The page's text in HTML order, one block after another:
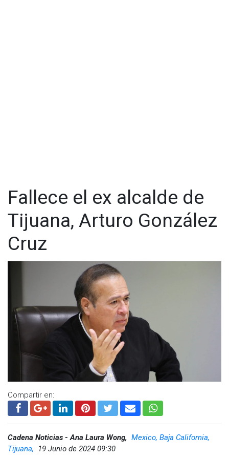
Fallece el ex alcalde de
Tijuana, Arturo González
Cruz
Compartir en:
Cadena Noticias - Ana Laura Wong, Mexico, Baja California,
Tijuana,
19 Junio de 2024 09:30